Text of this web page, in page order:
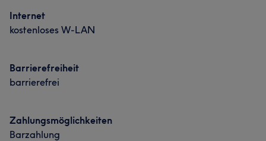
Internet
kostenloses W-LAN
Barrierefreiheit
barrierefrei
Zahlungsmöglichkeiten
Barzahlung